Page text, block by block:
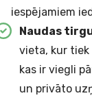
iespējamiem
Naudas
vieta, kur
kas ir viegli
un privāto